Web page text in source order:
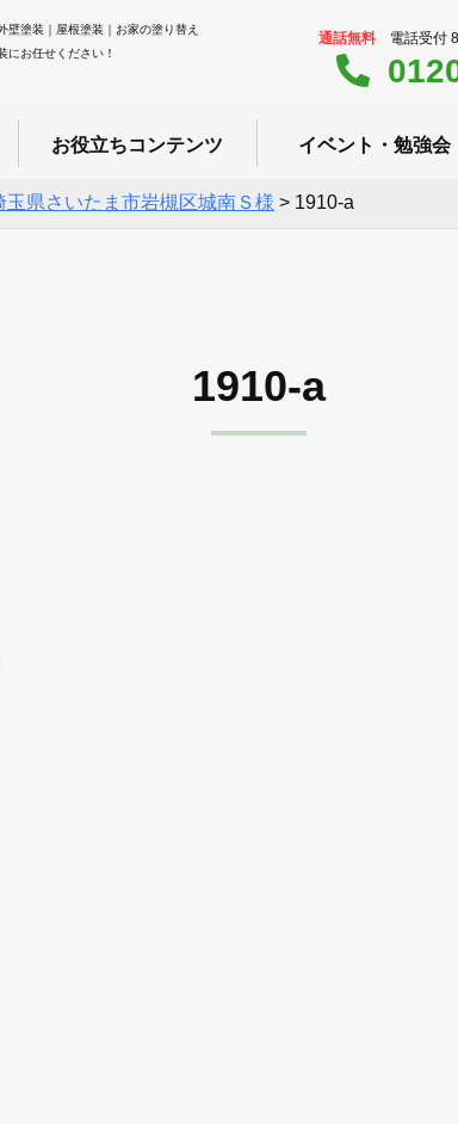
壁塗装｜屋根塗装｜お家の塗り替え
にお任せください！
通話無料 電話受付
お役立ちコンテンツ イベント・勉強会
玉県さいたま市岩槻区城南Ｓ様 > 1910-a
1910-a